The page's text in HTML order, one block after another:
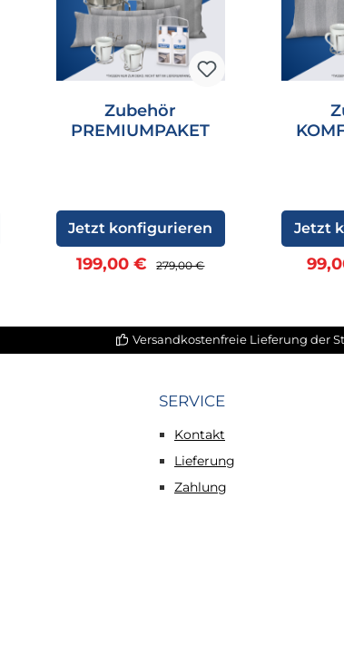
Zubehör
PREMIUMPAKET
Verkaufspreis:
199,00 € Regulärer Preis:
279,00 €
Jetzt konfigurieren Jetzt
Versandkostenfreie Lieferung der
SERVICE
Kontakt
Lieferung
Zahlung